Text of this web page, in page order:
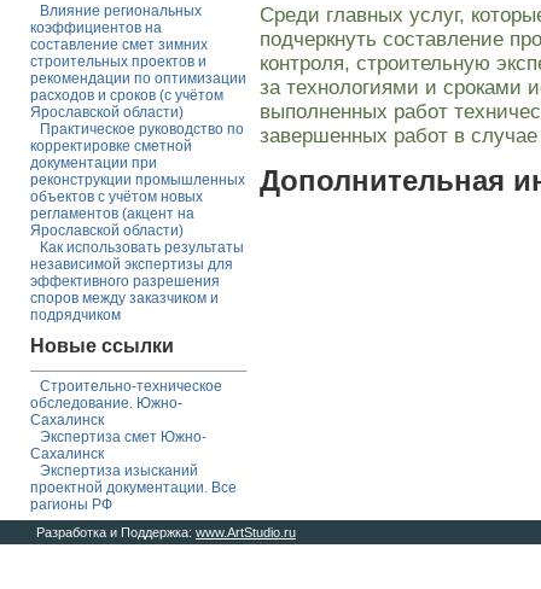
Влияние региональных
коэффициентов на
составление смет зимних
строительных проектов и
рекомендации по оптимизации
расходов и сроков (с учётом
Ярославской области)
Практическое руководство по
корректировке сметной
документации при
реконструкции промышленных
объектов с учётом новых
регламентов (акцент на
Ярославской области)
Как использовать результаты
независимой экспертизы для
эффективного разрешения
споров между заказчиком и
подрядчиком
Новые ссылки
Строительно-техническое
обследование. Южно-
Сахалинск
Экспертиза смет Южно-
Сахалинск
Экспертиза изысканий
проектной документации. Все
рагионы РФ
Среди главных услуг,
подчеркнуть составление
контроля, строительную
за технологиями и сроками
выполненных работ
завершенных работ в случае
Дополнительная
Разработка и Поддержка: www.ArtStudio.ru